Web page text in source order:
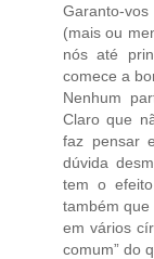
Garanto-
(mais ou
nós até
comece a
Nenhum
Claro que
faz pensar
dúvida
tem o
também que
em vários
comum” do